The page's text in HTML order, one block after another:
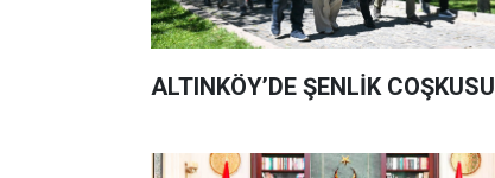
ALTINKÖY’DE ŞENLİK COŞKUSU